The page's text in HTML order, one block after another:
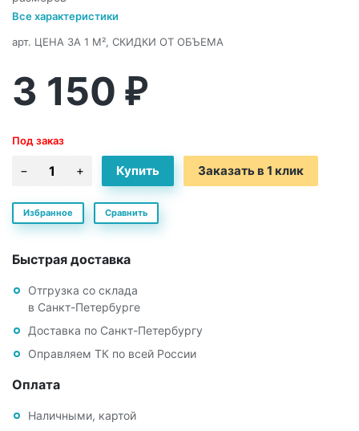
Все характеристики
арт. ЦЕНА ЗА 1 М², СКИДКИ ОТ ОБЪЕМА
3 150 ₽
Под заказ
Заказать в 1 клик
Избранное Сравнить
Быстрая доставка
Отгрузка со склада
в Санкт-Петербурге
Доставка по Санкт-Петербургу
Оправляем ТК по всей России
Оплата
Наличными, картой